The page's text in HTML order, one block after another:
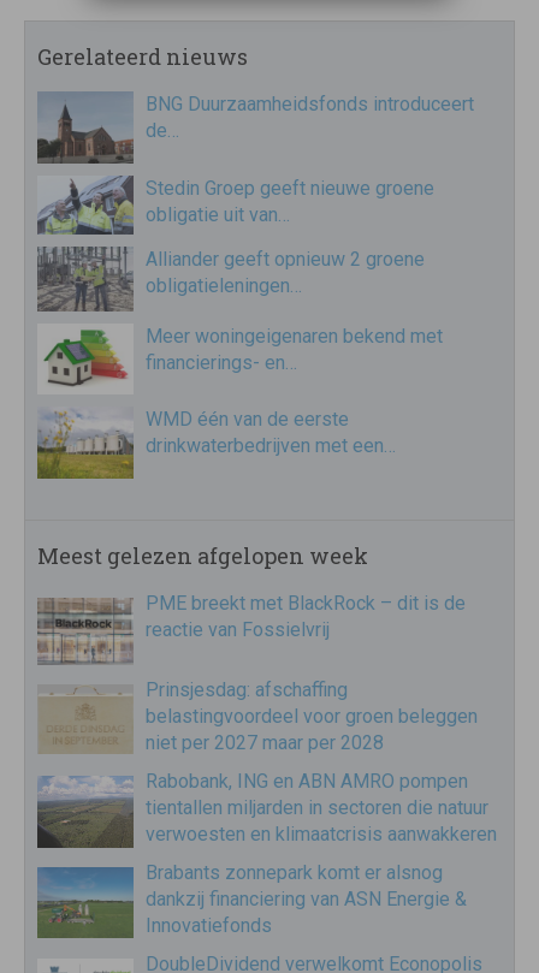
Gerelateerd nieuws
BNG Duurzaamheidsfonds introduceert
de…
Stedin Groep geeft nieuwe groene
obligatie uit van…
Alliander geeft opnieuw 2 groene
obligatieleningen…
Meer woningeigenaren bekend met
financierings- en…
WMD één van de eerste
drinkwaterbedrijven met een…
Meest gelezen afgelopen week
PME breekt met BlackRock – dit is de
reactie van Fossielvrij
Prinsjesdag: afschaffing
belastingvoordeel voor groen beleggen
niet per 2027 maar per 2028
Rabobank, ING en ABN AMRO pompen
tientallen miljarden in sectoren die natuur
verwoesten en klimaatcrisis aanwakkeren
Brabants zonnepark komt er alsnog
dankzij financiering van ASN Energie &
Innovatiefonds
DoubleDividend verwelkomt Econopolis